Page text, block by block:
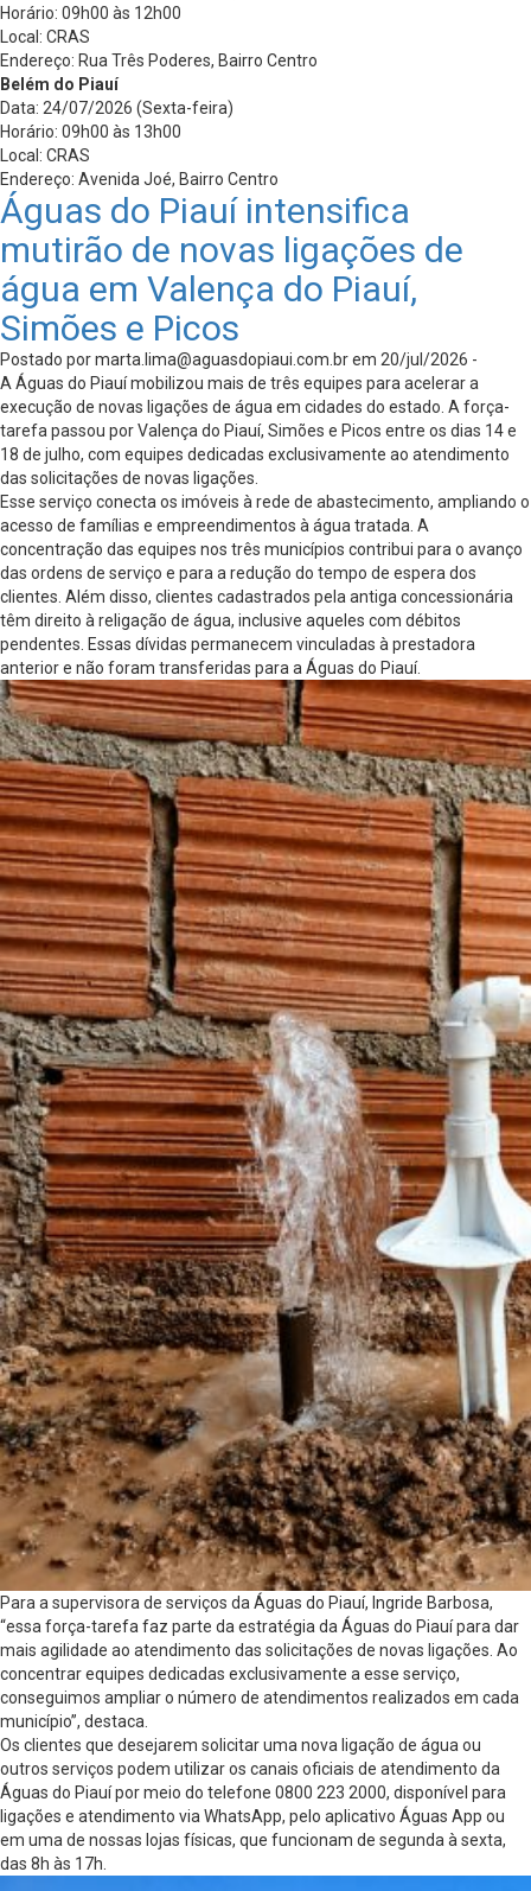
Horário: 09h00 às 12h00
Local: CRAS
Endereço: Rua Três Poderes, Bairro Centro
Belém do Piauí
Data: 24/07/2026 (Sexta-feira)
Horário: 09h00 às 13h00
Local: CRAS
Endereço: Avenida Joé, Bairro Centro
Águas do Piauí intensifica
mutirão de novas ligações de
água em Valença do Piauí,
Simões e Picos
Postado pormarta.lima@aguasdopiaui.com.brem 20/jul/2026 -
A Águas do Piauí mobilizou mais de três equipes para acelerar a
execução de novas ligações de água em cidades do estado. A força-
tarefa passou por Valença do Piauí, Simões e Picos entre os dias 14 e
18 de julho, com equipes dedicadas exclusivamente ao atendimento
das solicitações de novas ligações.
Esse serviço conecta os imóveis à rede de abastecimento, ampliando o
acesso de famílias e empreendimentos à água tratada. A
concentração das equipes nos três municípios contribui para o avanço
das ordens de serviço e para a redução do tempo de espera dos
clientes. Além disso, clientes cadastrados pela antiga concessionária
têm direito à religação de água, inclusive aqueles com débitos
pendentes. Essas dívidas permanecem vinculadas à prestadora
anterior e não foram transferidas para a Águas do Piauí.
Para a supervisora de serviços da Águas do Piauí, Ingride Barbosa,
“essa força-tarefa faz parte da estratégia da Águas do Piauí para dar
mais agilidade ao atendimento das solicitações de novas ligações. Ao
concentrar equipes dedicadas exclusivamente a esse serviço,
conseguimos ampliar o número de atendimentos realizados em cada
município”, destaca.
Os clientes que desejarem solicitar uma nova ligação de água ou
outros serviços podem utilizar os canais oficiais de atendimento da
Águas do Piauí por meio do telefone 0800 223 2000, disponível para
ligações e atendimento via WhatsApp, pelo aplicativo Águas App ou
em uma de nossas lojas físicas, que funcionam de segunda à sexta,
das 8h às 17h.